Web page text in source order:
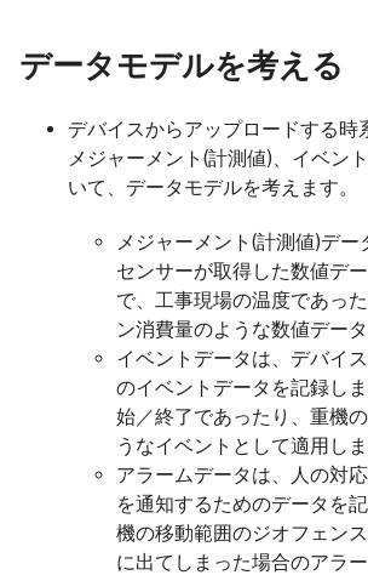
データモデルを考える
デバイスからアップロードする時
メジャーメント(計測値)、イベン
いて、データモデルを考えます。
メジャーメント(計測値)デ
センサーが取得した数値デ
で、工事現場の温度であっ
ン消費量のような数値デー
イベントデータは、デバイ
のイベントデータを記録し
始／終了であったり、重機
うなイベントとして適用しま
アラームデータは、人の対
を通知するためのデータを
機の移動範囲のジオフェン
に出てしまった場合のアラ